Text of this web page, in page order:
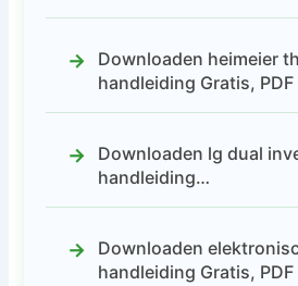
Downloaden heimeier
handleiding Gratis, PDF
Downloaden lg dual
handleiding…
Downloaden
handleiding Gratis, PDF